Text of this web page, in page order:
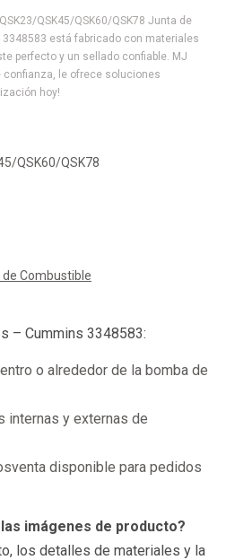
QSK45/QSK60/QSK78 Junta de
3348583 está fabricado con materiales
perfecto y un sellado confiable. MJ
confianza, le ofrece soluciones
hoy!
QSK60/QSK78
Combustible
– Cummins 3348583:
o alrededor de la bomba de
internas y externas de
disponible para pedidos
imágenes de producto?
los detalles de materiales y la